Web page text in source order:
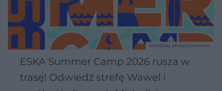
ESKA Summer Camp 2026 rusza w
trasę! Odwiedź strefę Wawel i
MATERIAŁ SPONSOROWANY